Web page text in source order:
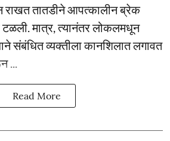
राखत तातडीने आपत्कालीन ब्रेक
टळली. मात्र, त्यानंतर लोकलमधून
संबंधित व्यक्तीला कानशिलात लगावत
...
Read More